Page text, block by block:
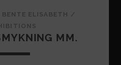
BENTE ELISABETH /
MM.